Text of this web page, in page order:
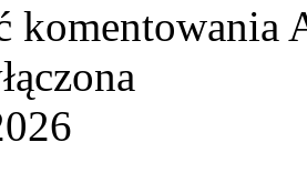
komentowania